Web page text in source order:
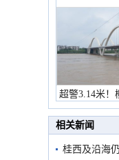
超警3.14米！
市
相关新闻
桂西及沿海